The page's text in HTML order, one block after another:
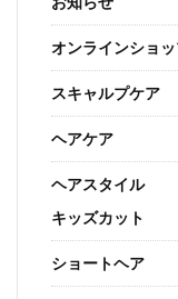
オンラインショ
スキャルプケア
ヘアケア
ヘアスタイル
キッズカット
ショートヘア